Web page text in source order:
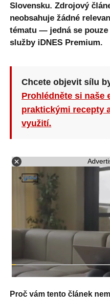
Slovensku. Zdrojový
neobsahuje žádné
tématu — jedná se
služby iDNES Premium.
Chcete objevit sílu
Prohlédněte si naše
praktickými recepty
využití.
Proč vám tento článek